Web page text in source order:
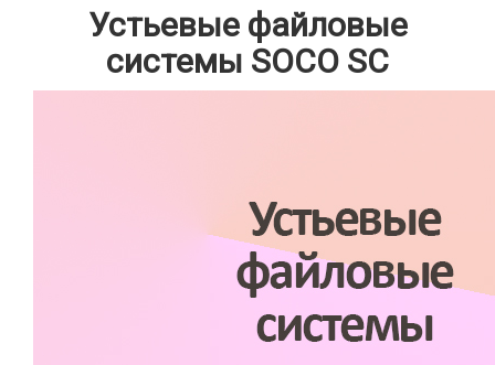
Устьевые файловые
системы SOCO SC